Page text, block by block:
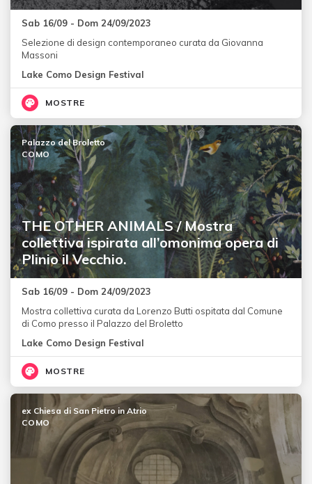
Sab 16/09 - Dom 24/09/2023
Selezione di design contemporaneo curata da Giovanna
Massoni
Lake Como Design Festival
MOSTRE
THE OTHER ANIMALS / Mostra
collettiva ispirata all’omonima opera di
Plinio il Vecchio.
Palazzo del Broletto
COMO
Sab 16/09 - Dom 24/09/2023
Mostra collettiva curata da Lorenzo Butti ospitata dal Comune
di Como presso il Palazzo del Broletto
Lake Como Design Festival
MOSTRE
ex Chiesa di San Pietro in Atrio
COMO